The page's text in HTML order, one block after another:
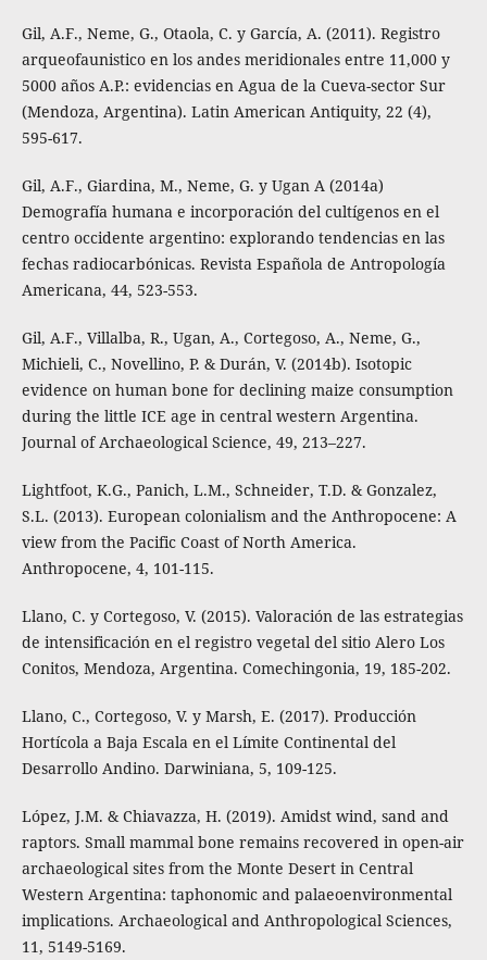
Gil, A.F., Neme, G., Otaola, C. y García, A. (2011). Registro
arqueofaunistico en los andes meridionales entre 11,000 y
5000 años A.P.: evidencias en Agua de la Cueva-sector Sur
(Mendoza, Argentina). Latin American Antiquity, 22 (4),
595-617.
Gil, A.F., Giardina, M., Neme, G. y Ugan A (2014a)
Demografía humana e incorporación del cultígenos en el
centro occidente argentino: explorando tendencias en las
fechas radiocarbónicas. Revista Española de Antropología
Americana, 44, 523-553.
Gil, A.F., Villalba, R., Ugan, A., Cortegoso, A., Neme, G.,
Michieli, C., Novellino, P. & Durán, V. (2014b). Isotopic
evidence on human bone for declining maize consumption
during the little ICE age in central western Argentina.
Journal of Archaeological Science, 49, 213–227.
Lightfoot, K.G., Panich, L.M., Schneider, T.D. & Gonzalez,
S.L. (2013). European colonialism and the Anthropocene: A
view from the Pacific Coast of North America.
Anthropocene, 4, 101-115.
Llano, C. y Cortegoso, V. (2015). Valoración de las estrategias
de intensificación en el registro vegetal del sitio Alero Los
Conitos, Mendoza, Argentina. Comechingonia, 19, 185-202.
Llano, C., Cortegoso, V. y Marsh, E. (2017). Producción
Hortícola a Baja Escala en el Límite Continental del
Desarrollo Andino. Darwiniana, 5, 109-125.
López, J.M. & Chiavazza, H. (2019). Amidst wind, sand and
raptors. Small mammal bone remains recovered in open-air
archaeological sites from the Monte Desert in Central
Western Argentina: taphonomic and palaeoenvironmental
implications. Archaeological and Anthropological Sciences,
11, 5149-5169.